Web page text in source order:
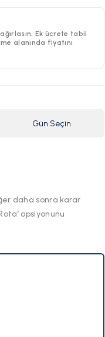
Ek ücrete tabii
alanında fiyatını
Gün Seçin
daha sonra karar
opsiyonunu